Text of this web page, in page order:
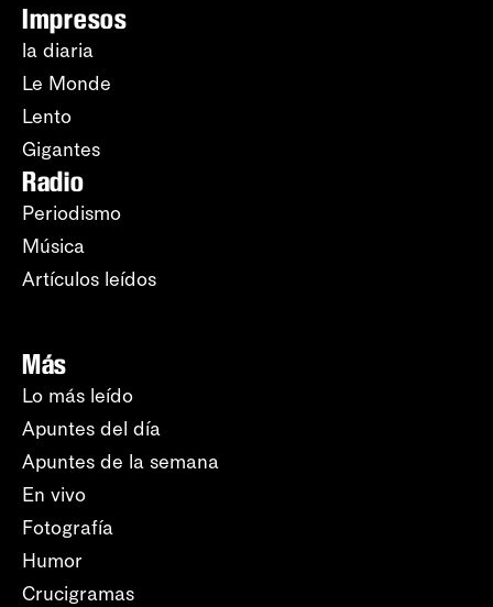
Impresos
la diaria
Le Monde
Lento
Gigantes
Radio
Periodismo
Música
Artículos leídos
Más
Lo más leído
Apuntes del día
Apuntes de la semana
En vivo
Fotografía
Humor
Crucigramas